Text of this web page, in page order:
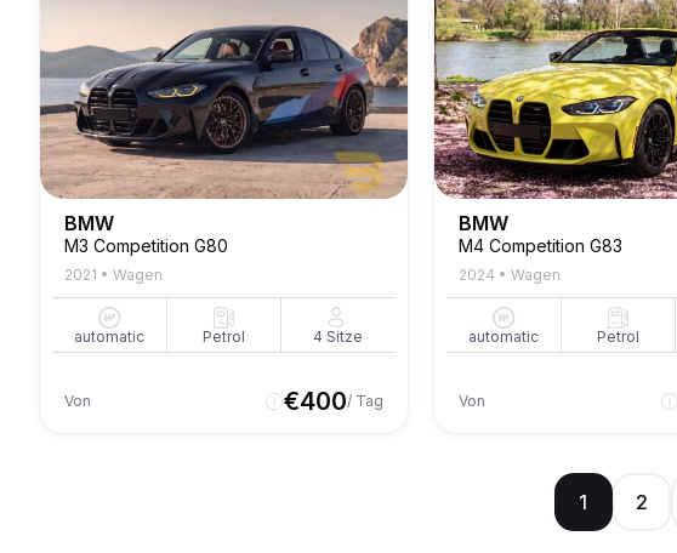
BMW
M3 Competition G80
2021 • Wagen
automatic Petrol 4 Sitze
Von €400/ Tag
BMW
M4 Competition G83
2024 • Wagen
automatic Petrol
Von
1 2